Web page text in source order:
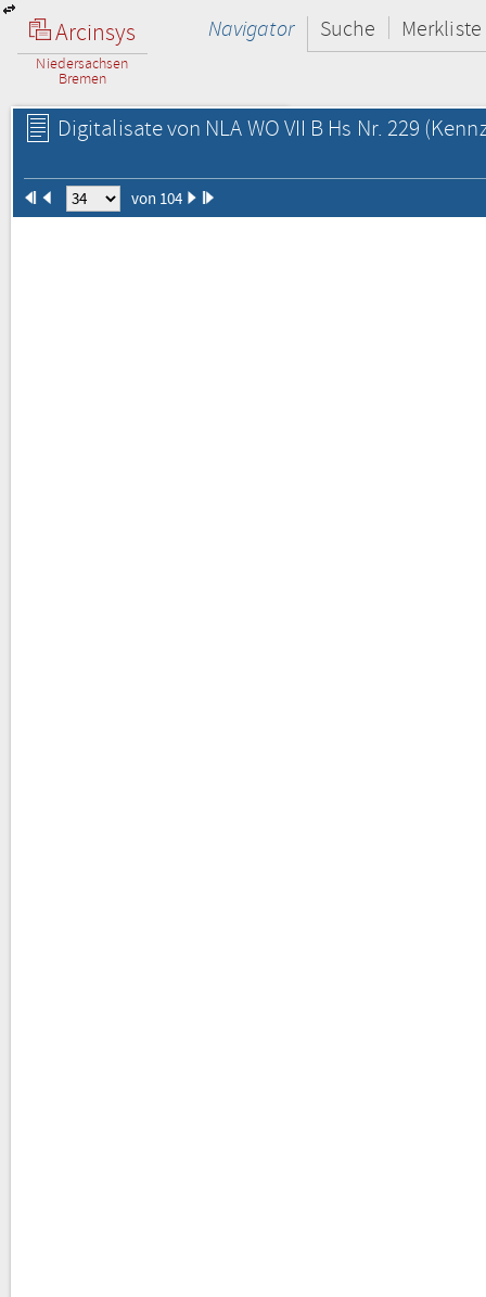
Arcinsys
Niedersachsen
Bremen
Navigator Suche Merkliste
Digitalisate von NLA WO VII B Hs Nr. 229
von 104